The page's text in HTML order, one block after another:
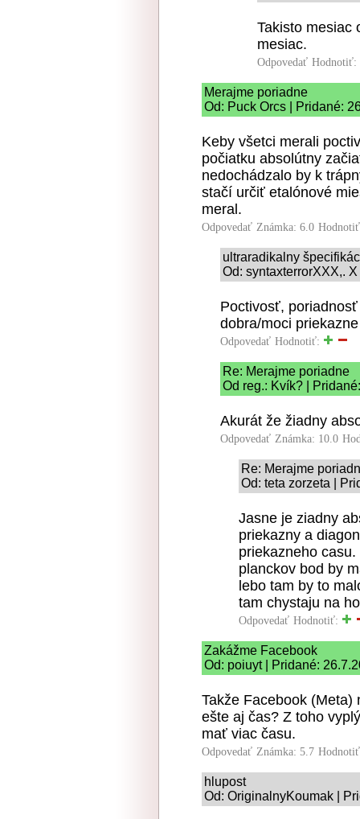
Takisto mesiac
mesiac.
Odpovedať Hodnotiť:
Merajme poriadne
Od: Puck Orcs | Pridané:
Keby všetci merali
počiatku absolútny
nedochádzalo by k
stačí určiť etalónové
meral.
Odpovedať Známka: 6.0
ultraradikalny
Od: syntaxterrorXXX,.
Poctivosť,
dobra/moci
Odpovedať Hodnotiť:
Re: Merajme poriadne
Od reg.: Kvík? |
Akurát že žiadny
Odpovedať Známka: 10.0
Re: Merajme
Od: teta zorzeta |
Jasne je ziadny
priekazny a
priekazneho
planckov bod by
lebo tam by to
tam chystaju na
Odpovedať Hodnotiť:
Zakážme Facebook
Od: poiuyt | Pridané:
Takže Facebook
ešte aj čas? Z toho
mať viac času.
Odpovedať Známka: 5.7
hlupost
Od: OriginalnyKoumak |